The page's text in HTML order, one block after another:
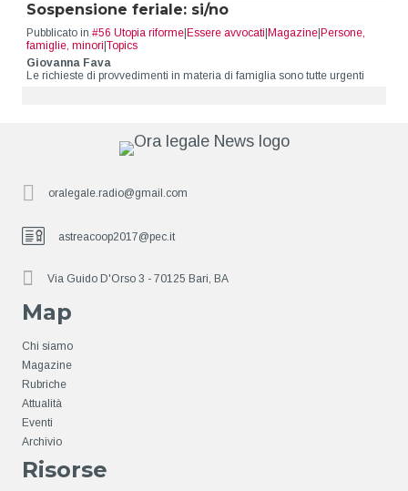
Sospensione feriale: si/no
Pubblicato in #56 Utopia riforme Essere avvocati Magazine Persone,
famiglie, minori Topics
Giovanna Fava
Le richieste di provvedimenti in materia di famiglia sono tutte urgenti
oralegale.radio@gmail.com
astreacoop2017@pec.it
Via Guido D'Orso 3 - 70125 Bari, BA
Map
Chi siamo
Magazine
Rubriche
Attualità
Eventi
Archivio
Risorse